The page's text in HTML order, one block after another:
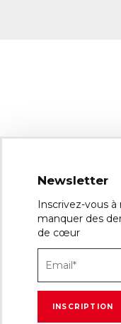
Newsletter
Inscrivez-vous
manquer des
de cœur